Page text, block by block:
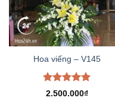
Hoa viếng – V145
Được xếp
2.500.000₫